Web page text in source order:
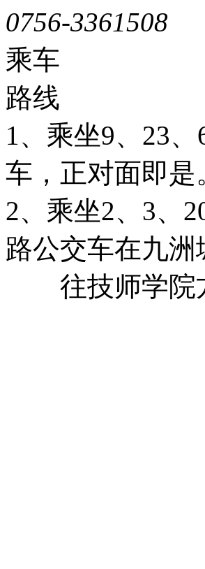
0756-3361508
乘车
路线
1、乘坐9、23
车，正对面即是
2、乘坐2、3、
路公交车在九
往技师学院